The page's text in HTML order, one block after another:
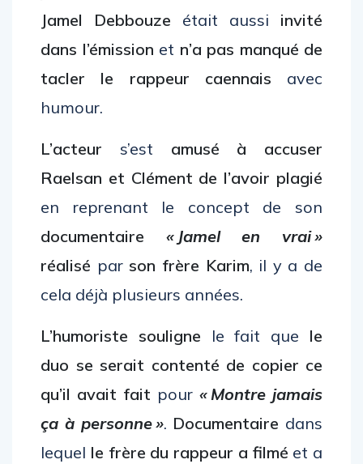
Jamel Debbouze était aussi invité
dans l’émission et n’a pas manqué de
tacler le rappeur caennais avec
humour.
L’acteur s’est amusé à accuser
Raelsan et Clément de l’avoir plagié
en reprenant le concept de son
documentaire « Jamel en vrai »
réalisé parson frère Karim, il y a de
cela déjà plusieurs années.
L’humoriste souligne le fait que le
duo se serait contenté de copier ce
qu’il avait fait pour « Montre jamais
ça à personne ». Documentaire dans
lequel le frère du rappeur a filmé et a